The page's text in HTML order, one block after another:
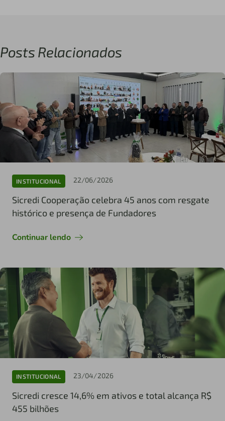
Posts Relacionados
INSTITUCIONAL 22/06/2026
Sicredi Cooperação celebra 45 anos com resgate
histórico e presença de Fundadores
Continuar lendo
INSTITUCIONAL 23/04/2026
Sicredi cresce 14,6% em ativos e total alcança R$
455 bilhões